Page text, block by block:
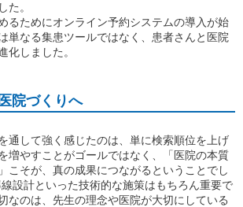
た。
るためにオンライン予約システムの導入が始
単なる集患ツールではなく、患者さんと医院
化しました。
院づくりへ
通して強く感じたのは、単に検索順位を上げ
増やすことがゴールではなく、「医院の本質
こそが、真の成果につながるということでし
設計といった技術的な施策はもちろん重要で
なのは、先生の理念や医院が大切にしている